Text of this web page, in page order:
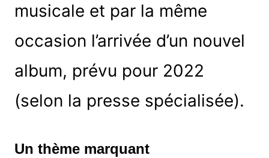
musicale et par la même
occasion l’arrivée d’un nouvel
album, prévu pour 2022
(selon la presse spécialisée).
Un thème marquant